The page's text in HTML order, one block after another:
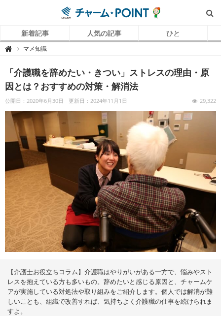
新着記事 人気の記事 ひと
 チ
P
O
I
N
（
ャ
ー
ム
ポ
イ
ン
護
で
ア
ル
を
え
る
情
報
メ
デ
マメ知識
「介護職を辞めたい・きつい」ストレスの理由・原
因とは？おすすめの対策・解消法
公開日：2020年6月30日 更新日：2024年11月1日 29,322
【介護士お役立ちコラム】介護職はやりがいがある一方で、悩みやスト
レスを抱えている方も多いもの。辞めたいと感じる原因と、チャームケ
アが実施している対処法や取り組みをご紹介します。個人では解消が難
しいことも、組織で改善すれば、気持ちよく介護職の仕事を続けられま
すよ。